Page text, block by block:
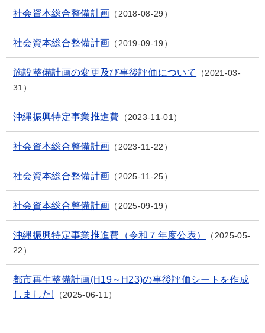
社会資本総合整備計画 2018-08-29
社会資本総合整備計画 2019-09-19
施設整備計画の変更及び事後評価について
2021-03-
31
沖縄振興特定事業推進費 2023-11-01
社会資本総合整備計画 2023-11-22
社会資本総合整備計画 2025-11-25
社会資本総合整備計画 2025-09-19
沖縄振興特定事業推進費（令和７年度公表）
2025-05-
22
都市再生整備計画(H19～H23)の事後評価シートを作成
しました!
2025-06-11